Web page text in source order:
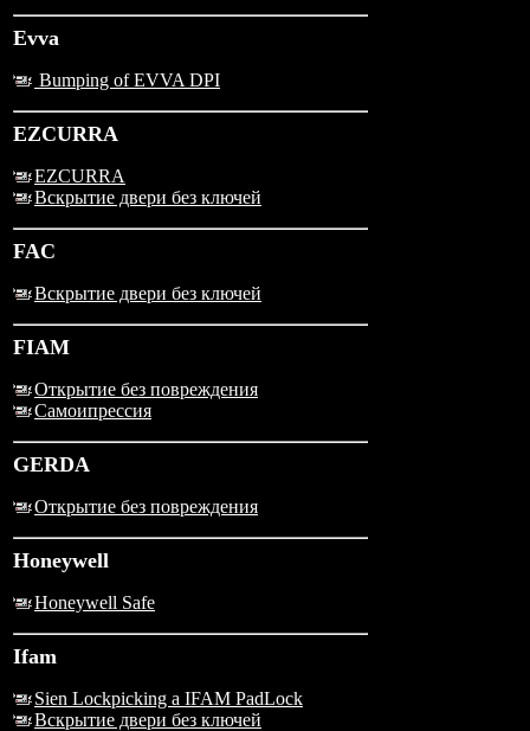
Evva
Bumping of EVVA DPI
EZCURRA
EZCURRA
Вскрытие двери без ключей
FAC
Вскрытие двери без ключей
FIAM
Открытие без повреждения
Самоипрессия
GERDA
Открытие без повреждения
Honeywell
Honeywell Safe
Ifam
Sien Lockpicking a IFAM PadLock
Вскрытие двери без ключей